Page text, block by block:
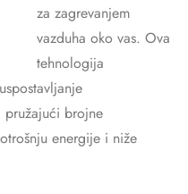
za zagrevanjem
vazduha oko vas. Ova
tehnologija
brojne
energije i niže